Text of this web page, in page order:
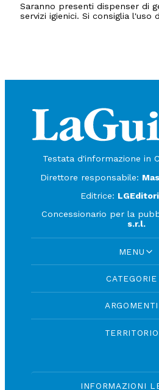
Saranno presenti dispenser di
servizi igienici. Si consiglia l'uso
Testata d'informazione in
Direttore responsabile:
Editrice:
Concessionario per la
s.r.l.
MENU
CATEGORIE
ARGOMENTI
TERRITORIO
INFORMAZIONI